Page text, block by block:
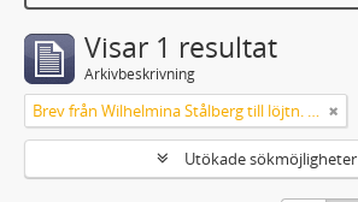
Visar 1 resultat
Arkivbeskrivning
Brev från Wilhelmina Stålberg till löjtn. Ridderstad 1857
Utökade sökmöjligheter